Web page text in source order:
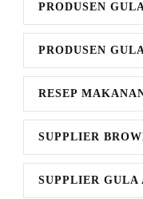
PRODUSEN
PRODUSEN
RESEP
SUPPLIER
SUPPLIER GULA